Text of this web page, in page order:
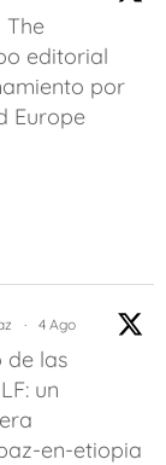
The
editorial
por
Europe
· 4 Ago
de las
un
en-etiopia